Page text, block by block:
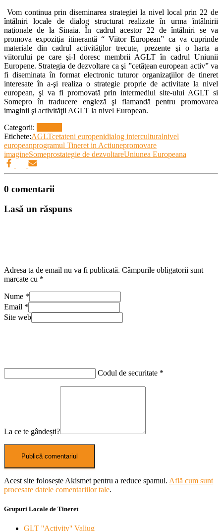
Vom continua prin diseminarea strategiei la nivel local prin 22 de
întâlniri locale de dialog structurat realizate în urma întâlnirii
naţionale de la Sinaia. În cadrul acestor 22 de întâlniri se va
promova expoziţia itinerantă “ Viitor European” ca va cuprinde
materiale din cadrul activităţilor trecute, prezente şi o harta a
viitorului pe care şi-l doresc membrii AGLT în cadrul Uniunii
Europene. Strategia de dezvoltare ca şi ”cetăţean european activ” va
fi diseminata în format electronic tuturor organizaţiilor de tineret
interesate în a-şi realiza o strategie proprie de activitate la nivel
european, şi va fi promovată prin intermediul site-ului AGLT si
Somepro în traducere engleză şi flamandă pentru promovarea
imaginii şi activităţii AGLT la nivel European.
Categorii:
Etichete:AGLTcetateni europenidialog interculturalnivel
europeanprogramul Tineret in Actiunepromovare
imagineSomeprostategie de dezvoltareUniunea Europeana
0 comentarii
Lasă un răspuns
Adresa ta de email nu va fi publicată. Câmpurile obligatorii sunt
marcate cu *
Nume *
Email *
Site web
Codul de securitate *
La ce te gândești?
Acest site folosește Akismet pentru a reduce spamul. Află cum sunt
procesate datele comentariilor tale.
Grupuri Locale de Tineret
GLT ''Activity'' Valiug